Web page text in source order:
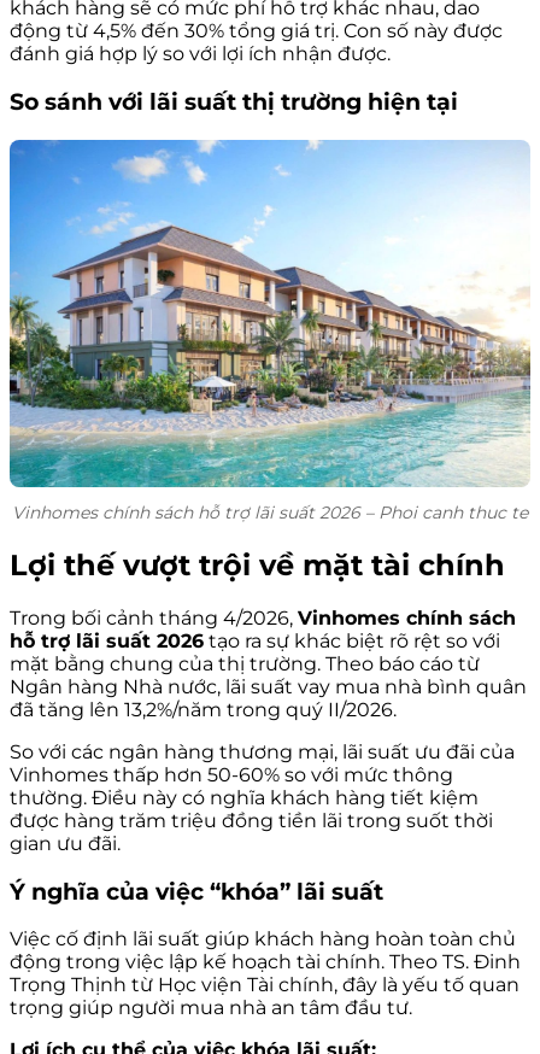
khách hàng sẽ có mức phí hỗ trợ khác nhau, dao
động từ 4,5% đến 30% tổng giá trị. Con số này được
đánh giá hợp lý so với lợi ích nhận được.
So sánh với lãi suất thị trường hiện tại
Vinhomes chính sách hỗ trợ lãi suất 2026 – Phoi canh thuc te
Lợi thế vượt trội về mặt tài chính
Trong bối cảnh tháng 4/2026, Vinhomes chính sách
hỗ trợ lãi suất 2026 tạo ra sự khác biệt rõ rệt so với
mặt bằng chung của thị trường. Theo báo cáo từ
Ngân hàng Nhà nước, lãi suất vay mua nhà bình quân
đã tăng lên 13,2%/năm trong quý II/2026.
So với các ngân hàng thương mại, lãi suất ưu đãi của
Vinhomes thấp hơn 50-60% so với mức thông
thường. Điều này có nghĩa khách hàng tiết kiệm
được hàng trăm triệu đồng tiền lãi trong suốt thời
gian ưu đãi.
Ý nghĩa của việc “khóa” lãi suất
Việc cố định lãi suất giúp khách hàng hoàn toàn chủ
động trong việc lập kế hoạch tài chính. Theo TS. Đinh
Trọng Thịnh từ Học viện Tài chính, đây là yếu tố quan
trọng giúp người mua nhà an tâm đầu tư.